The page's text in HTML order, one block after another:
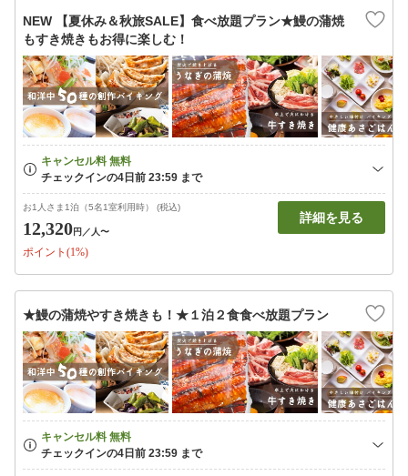
NEW 【夏休み＆秋旅SALE】食べ放題プラン★鰻の蒲焼
もすき焼きもお得に楽しむ！
お1人さま1泊（5名1室利用時） (税込)
12,320円 ／人〜
ポイント(1%)
詳細を見る
★鰻の蒲焼やすき焼きも！★１泊２食食べ放題プラン